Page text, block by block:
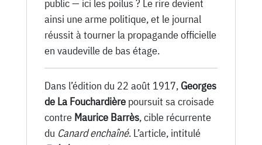
public — ici les poilus ? Le rire devient
ainsi une arme politique, et le journal
réussit à tourner la propagande officielle
en vaudeville de bas étage.
Dans l’édition du 22 août 1917, Georges
de La Fouchardièrepoursuit sa croisade
contre Maurice Barrès, cible récurrente
du Canard enchaîné. L’article, intitulé